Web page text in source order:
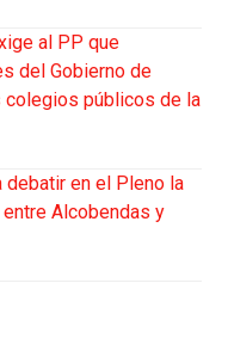
al PP que
del Gobierno de
colegios públicos de la
en el Pleno la
Alcobendas y